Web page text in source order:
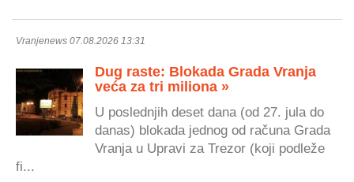
Vranjenews 07.08.2026 13:31
Dug raste: Blokada Grada Vranja
veća za tri miliona »
U poslednjih deset dana (od 27. jula do
danas) blokada jednog od računa Grada
Vranja u Upravi za Trezor (koji podleže
fi...